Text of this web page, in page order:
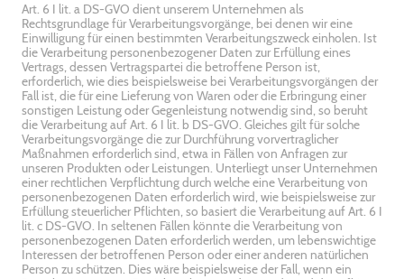
Art. 6 I lit. a DS-GVO dient unserem Unternehmen als
Rechtsgrundlage für Verarbeitungsvorgänge, bei denen wir eine
Einwilligung für einen bestimmten Verarbeitungszweck einholen. Ist
die Verarbeitung personenbezogener Daten zur Erfüllung eines
Vertrags, dessen Vertragspartei die betroffene Person ist,
erforderlich, wie dies beispielsweise bei Verarbeitungsvorgängen der
Fall ist, die für eine Lieferung von Waren oder die Erbringung einer
sonstigen Leistung oder Gegenleistung notwendig sind, so beruht
die Verarbeitung auf Art. 6 I lit. b DS-GVO. Gleiches gilt für solche
Verarbeitungsvorgänge die zur Durchführung vorvertraglicher
Maßnahmen erforderlich sind, etwa in Fällen von Anfragen zur
unseren Produkten oder Leistungen. Unterliegt unser Unternehmen
einer rechtlichen Verpflichtung durch welche eine Verarbeitung von
personenbezogenen Daten erforderlich wird, wie beispielsweise zur
Erfüllung steuerlicher Pflichten, so basiert die Verarbeitung auf Art. 6 I
lit. c DS-GVO. In seltenen Fällen könnte die Verarbeitung von
personenbezogenen Daten erforderlich werden, um lebenswichtige
Interessen der betroffenen Person oder einer anderen natürlichen
Person zu schützen. Dies wäre beispielsweise der Fall, wenn ein